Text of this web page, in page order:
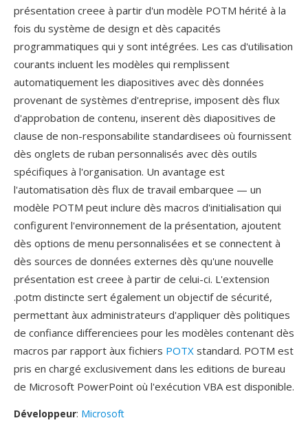
présentation creee à partir d'un modèle POTM hérité à la
fois du système de design et dès capacités
programmatiques qui y sont intégrées. Les cas d'utilisation
courants incluent les modèles qui remplissent
automatiquement les diapositives avec dès données
provenant de systèmes d'entreprise, imposent dès flux
d'approbation de contenu, inserent dès diapositives de
clause de non-responsabilite standardisees où fournissent
dès onglets de ruban personnalisés avec dès outils
spécifiques à l'organisation. Un avantage est
l'automatisation dès flux de travail embarquee — un
modèle POTM peut inclure dès macros d'initialisation qui
configurent l'environnement de la présentation, ajoutent
dès options de menu personnalisées et se connectent à
dès sources de données externes dès qu'une nouvelle
présentation est creee à partir de celui-ci. L'extension
.potm distincte sert également un objectif de sécurité,
permettant àux administrateurs d'appliquer dès politiques
de confiance differenciees pour les modèles contenant dès
macros par rapport àux fichiers POTX standard. POTM est
pris en chargé exclusivement dans les editions de bureau
de Microsoft PowerPoint où l'exécution VBA est disponible.
Développeur: Microsoft